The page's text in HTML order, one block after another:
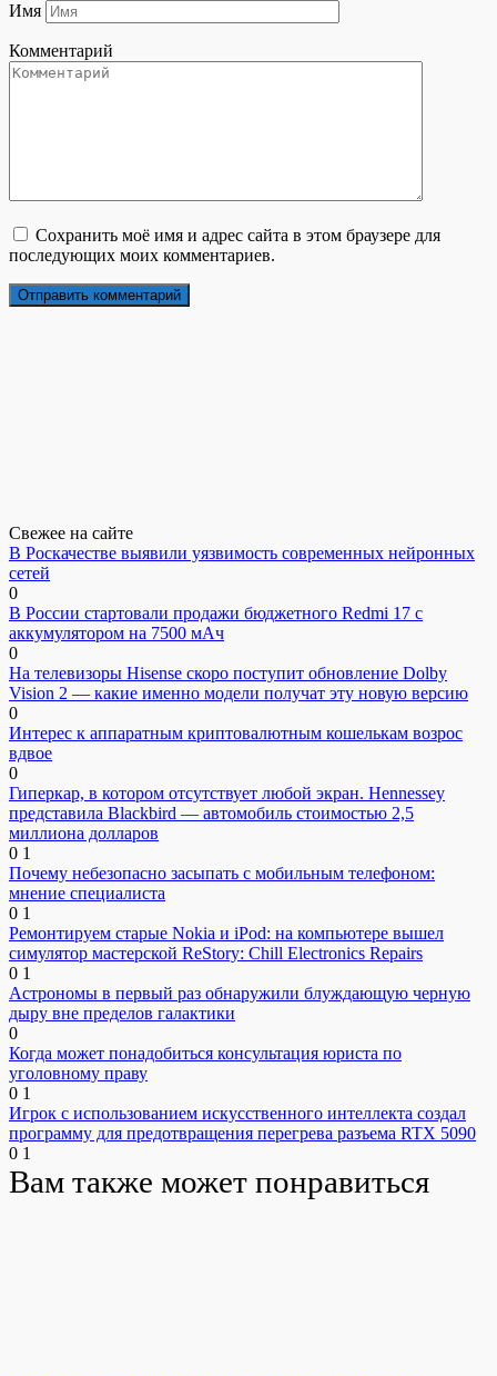
Имя
Комментарий
Сохранить моё имя и адрес сайта в этом браузере для
последующих моих комментариев.
Свежее на сайте
В Роскачестве выявили уязвимость современных нейронных
сетей
0
В России стартовали продажи бюджетного Redmi 17 с
аккумулятором на 7500 мАч
0
На телевизоры Hisense скоро поступит обновление Dolby
Vision 2 — какие именно модели получат эту новую версию
0
Интерес к аппаратным криптовалютным кошелькам возрос
вдвое
0
Гиперкар, в котором отсутствует любой экран. Hennessey
представила Blackbird — автомобиль стоимостью 2,5
миллиона долларов
0 1
Почему небезопасно засыпать с мобильным телефоном:
мнение специалиста
0 1
Ремонтируем старые Nokia и iPod: на компьютере вышел
симулятор мастерской ReStory: Chill Electronics Repairs
0 1
Астрономы в первый раз обнаружили блуждающую черную
дыру вне пределов галактики
0
Когда может понадобиться консультация юриста по
уголовному праву
0 1
Игрок с использованием искусственного интеллекта создал
программу для предотвращения перегрева разъема RTX 5090
0 1
Вам также может понравиться